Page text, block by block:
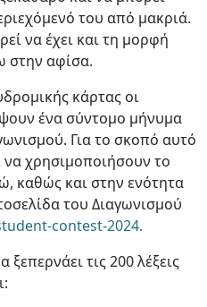
του από μακριά.
να έχει και τη μορφή
στην αφίσα.
κάρτας οι
ένα σύντομο μήνυμα
Για το σκοπό αυτό
χρησιμοποιήσουν το
καθώς και στην ενότητα
του Διαγωνισμού
contest-2024.
τις 200 λέξεις